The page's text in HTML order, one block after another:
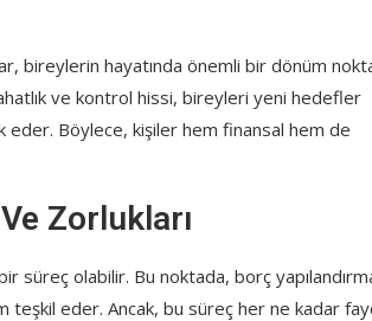
bireylerin hayatında önemli bir dönüm
ve kontrol hissi, bireyleri yeni hedefler
Böylece, kişiler hem finansal hem de
Zorlukları
süreç olabilir. Bu noktada, borç
eder. Ancak, bu süreç her ne kadar